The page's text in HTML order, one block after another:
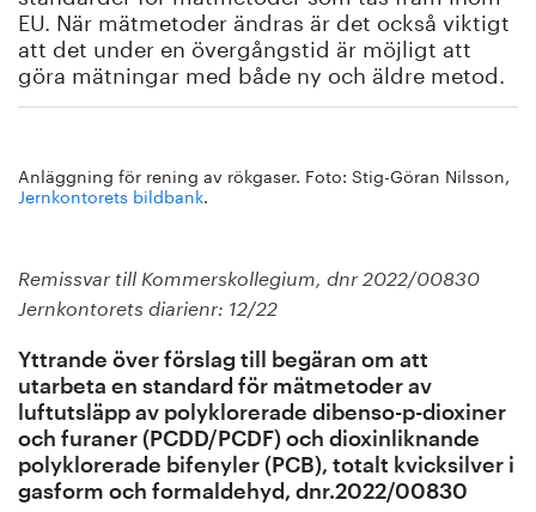
EU. När mätmetoder ändras är det också viktigt
att det under en övergångstid är möjligt att
göra mätningar med både ny och äldre metod.
Anläggning för rening av rökgaser. Foto: Stig-Göran Nilsson,
Jernkontorets bildbank.
Remissvar till Kommerskollegium, dnr 2022/00830
Jernkontorets diarienr: 12/22
Yttrande över förslag till begäran om att
utarbeta en standard för mätmetoder av
luftutsläpp av polyklorerade dibenso-p-dioxiner
och furaner (PCDD/PCDF) och dioxinliknande
polyklorerade bifenyler (PCB), totalt kvicksilver i
gasform och formaldehyd, dnr.2022/00830